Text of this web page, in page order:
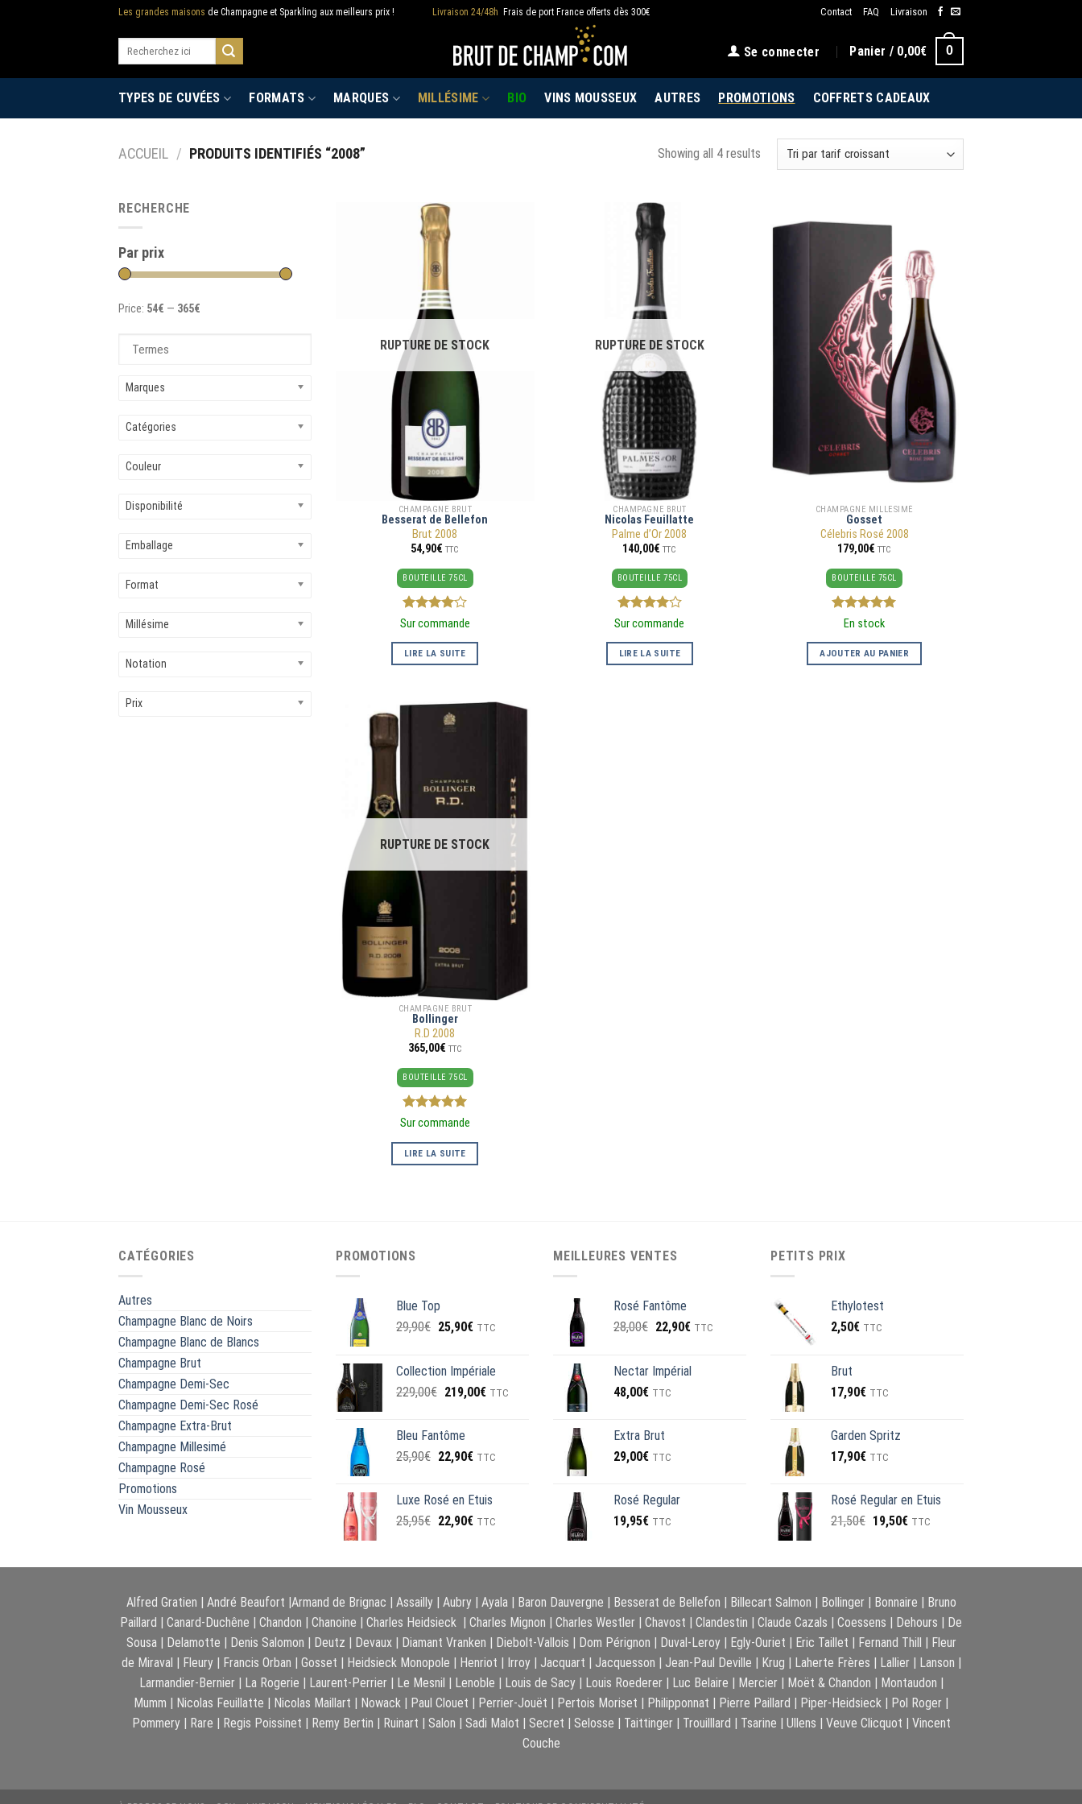
Les grandes maisons de Champagne et Sparkling aux meilleurs prix ! Livraison 24/48h Frais de port France offerts dès 300€ Contact FAQ Livraison
Recherche
Se connecter Panier / 0,00€ 0
TYPES DE CUVÉES FORMATS MARQUES MILLÉSIME BIO VINS MOUSSEUX AUTRES PROMOTIONS COFFRETS CADEAUX
ACCUEIL / PRODUITS IDENTIFIÉS “2008” Showing all 4 results
RECHERCHE
Par prix
Price: 54€ — 365€
Marques
Catégories
Couleur
Disponibilité
Emballage
Format
Millésime
Notation
Prix
RUPTURE DE STOCK
CHAMPAGNE BRUT
Besserat de Bellefon
Brut 2008
54,90€ TTC
BOUTEILLE 75CL
4sur 5
Sur commande
LIRE LA SUITE
RUPTURE DE STOCK
CHAMPAGNE BRUT
Nicolas Feuillatte
Palme d’Or 2008
140,00€ TTC
BOUTEILLE 75CL
4sur 5
Sur commande
LIRE LA SUITE
CHAMPAGNE MILLESIMÉ
Gosset
Célebris Rosé 2008
179,00€ TTC
BOUTEILLE 75CL
sur 5
En stock
AJOUTER AU PANIER
RUPTURE DE STOCK
CHAMPAGNE BRUT
Bollinger
R.D 2008
365,00€ TTC
BOUTEILLE 75CL
5sur 5
Sur commande
LIRE LA SUITE
CATÉGORIES
Autres
Champagne Blanc de Noirs
Champagne Blanc de Blancs
Champagne Brut
Champagne Demi-Sec
Champagne Demi-Sec Rosé
Champagne Extra-Brut
Champagne Millesimé
Champagne Rosé
Promotions
Vin Mousseux
PROMOTIONS
Blue Top
29,90€ Le
était :
29,90€.
25,90€Le
est :
25,90€.
TTC
Collection Impériale
229,00€ Le
était :
229,00€.
219,00€Le
219,00€.
TTC
Bleu Fantôme
25,90€ Le
était :
25,90€.
22,90€Le
est :
22,90€.
TTC
Luxe Rosé en Etuis
25,95€ Le
était :
22,90€Le
est :
TTC
MEILLEURES VENTES
Rosé Fantôme
28,00€ Le
était :
28,00€.
22,90€Le
est :
TTC
Nectar Impérial
48,00€ TTC
Extra Brut
29,00€ TTC
Rosé Regular
19,95€ TTC
PETITS PRIX
Ethylotest
2,50€ TTC
Brut
17,90€ TTC
Garden Spritz
17,90€ TTC
Rosé Regular en Etuis
21,50€ Le
était :
19,50€Le
est :
TTC
Alfred Gratien | André Beaufort |Armand de Brignac | Assailly| Aubry| Ayala | Baron Dauvergne | Besserat de Bellefon | Billecart Salmon | Bollinger| Bonnaire | Bruno
Paillard | Canard-Duchêne | Chandon | Chanoine | Charles Heidsieck | Charles Mignon | Charles Westler | Chavost | Clandestin | Claude Cazals | Coessens | Dehours | De
Sousa | Delamotte | Denis Salomon | Deutz | Devaux| Diamant Vranken | Diebolt-Vallois | Dom Pérignon | Duval-Leroy| Egly-Ouriet | Eric Taillet | Fernand Thill | Fleur
de Miraval | Fleury| Francis Orban | Gosset | Heidsieck Monopole | Henriot | Irroy| Jacquart | Jacquesson | Jean-Paul Deville | Krug | Laherte Frères | Lallier| Lanson |
Larmandier-Bernier| La Rogerie | Laurent-Perrier| Le Mesnil | Lenoble | Louis de Sacy| Louis Roederer| Luc Belaire | Mercier| Moët & Chandon | Montaudon |
Mumm | Nicolas Feuillatte | Nicolas Maillart | Nowack | Paul Clouet | Perrier-Jouët | Pertois Moriset | Philipponnat | Pierre Paillard | Piper-Heidsieck | Pol Roger |
Pommery| Rare | Regis Poissinet | Remy Bertin | Ruinart | Salon | Sadi Malot | Secret | Selosse | Taittinger| Trouilllard | Tsarine | Ullens | Veuve Clicquot | Vincent
Couche